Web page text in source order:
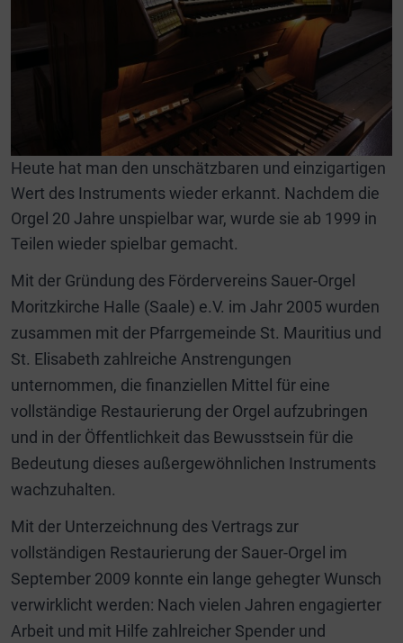
Heute hat man den unschätzbaren und einzigartigen
Wert des Instruments wieder erkannt. Nachdem die
Orgel 20 Jahre unspielbar war, wurde sie ab 1999 in
Teilen wieder spielbar gemacht.
Mit der Gründung des Fördervereins Sauer-Orgel
Moritzkirche Halle (Saale) e.V. im Jahr 2005 wurden
zusammen mit der Pfarrgemeinde St. Mauritius und
St. Elisabeth zahlreiche Anstrengungen
unternommen, die finanziellen Mittel für eine
vollständige Restaurierung der Orgel aufzubringen
und in der Öffentlichkeit das Bewusstsein für die
Bedeutung dieses außergewöhnlichen Instruments
wachzuhalten.
Mit der Unterzeichnung des Vertrags zur
vollständigen Restaurierung der Sauer-Orgel im
September 2009 konnte ein lange gehegter Wunsch
verwirklicht werden: Nach vielen Jahren engagierter
Arbeit und mit Hilfe zahlreicher Spender und